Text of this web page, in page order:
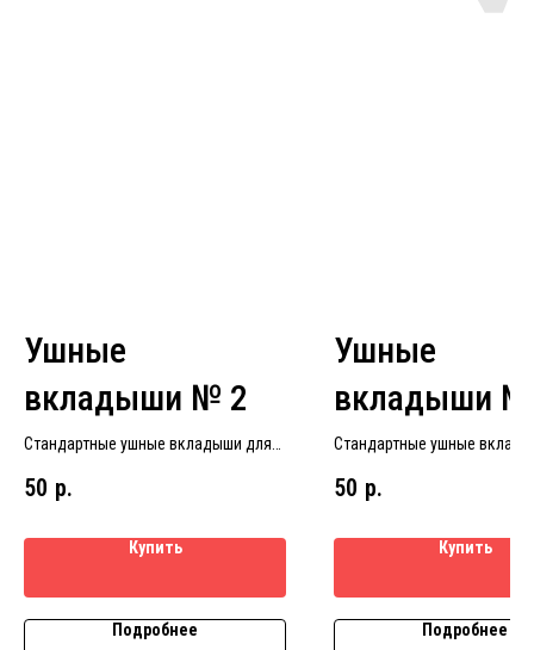
Ушные
вкладыши № 2
Стандартные ушные вкладыши для
50 р.
Купить
Подробнее
Ушные
вкладыши
Стандартные ушные
50 р.
Купить
Подробнее